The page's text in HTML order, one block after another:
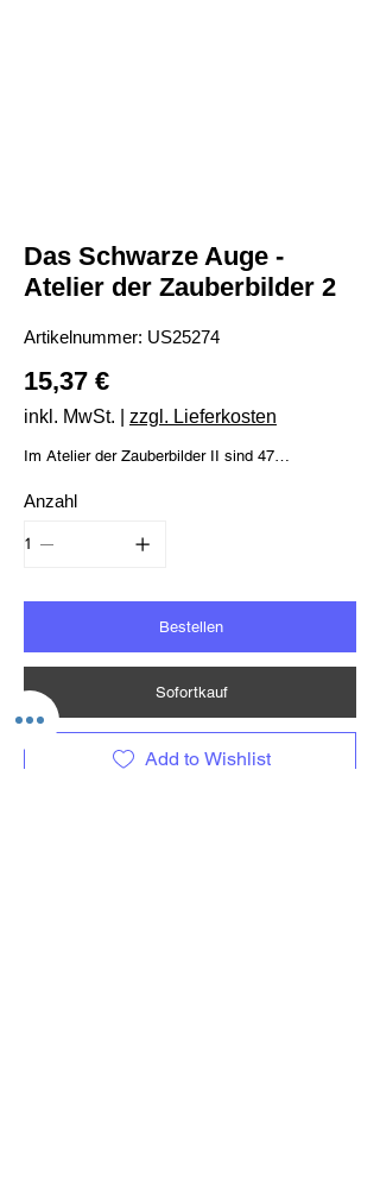
Das Schwarze Auge -
Atelier der Zauberbilder 2
Artikelnummer: Artikelnummer:
US25274
US25274
Preis
15,37 €
inkl. MwSt. zzgl. Lieferkosten
Im Atelier der Zauberbilder II sind 47
Welt von Das Schwarze Auge enthalten. Dieses
für Erwachsene und ist ebenso ein idealer
Anzahl
Bestellen
Sofortkauf
Add to Wishlist